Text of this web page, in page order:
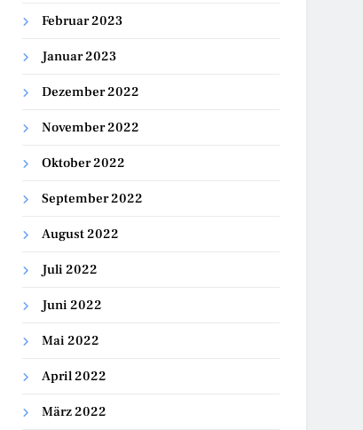
Februar 2023
Januar 2023
Dezember 2022
November 2022
Oktober 2022
September 2022
August 2022
Juli 2022
Juni 2022
Mai 2022
April 2022
März 2022